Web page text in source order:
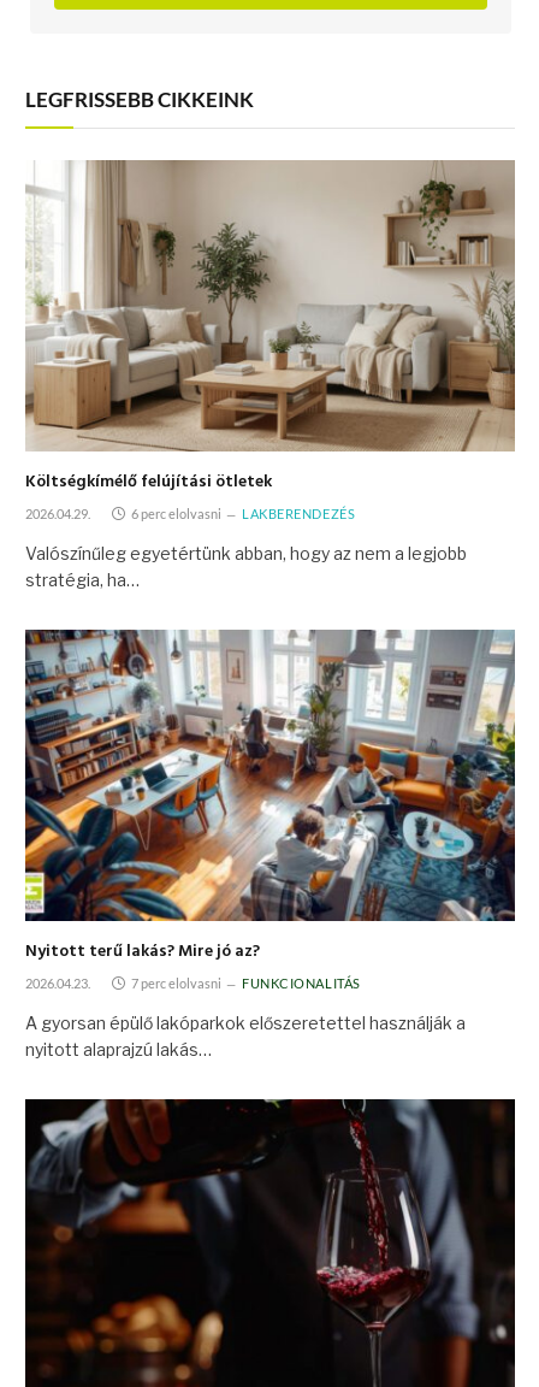
LEGFRISSEBB CIKKEINK
Költségkímélő felújítási ötletek
2026.04.29. 6 perc elolvasni LAKBERENDEZÉS
Valószínűleg egyetértünk abban, hogy az nem a legjobb
stratégia, ha…
Nyitott terű lakás? Mire jó az?
2026.04.23. 7 perc elolvasni FUNKCIONALITÁS
A gyorsan épülő lakóparkok előszeretettel használják a
nyitott alaprajzú lakás…